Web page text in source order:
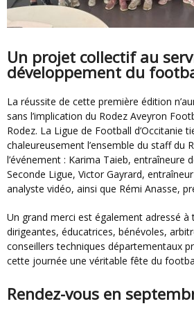
Un projet collectif au
développement du
La réussite de cette première édition n’aurait pas été possible
sans l’implication du Rodez Aveyron
Rodez. La Ligue de Football d’Occitanie
chaleureusement l’ensemble du staff du
l’événement : Karima Taieb, entraîneure
Seconde Ligue, Victor Gayrard,
analyste vidéo, ainsi que Rémi Anasse,
Un grand merci est également adressé à tous les clubs,
dirigeantes, éducatrices, bénévoles,
conseillers techniques départementaux
cette journée une véritable fête du
Rendez-vous en